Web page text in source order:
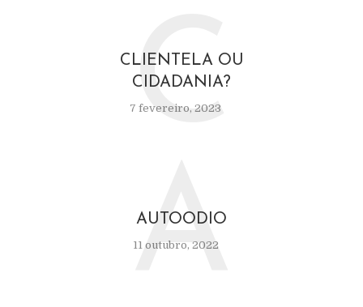
CLIENTELA OU
CIDADANIA?
7 fevereiro, 2023
C
AUTOODIO
11 outubro, 2022
A